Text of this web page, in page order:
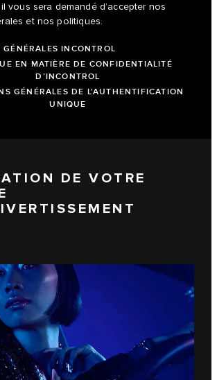
vous sera demandé d’accepter nos
et nos politiques.
INCONTROL
EN MATIÈRE DE CONFIDENTIALITÉ
D’INCONTROL
GÉNÉRALES DE L'AUTHENTIFICATION
UNIQUE
DE VOTRE